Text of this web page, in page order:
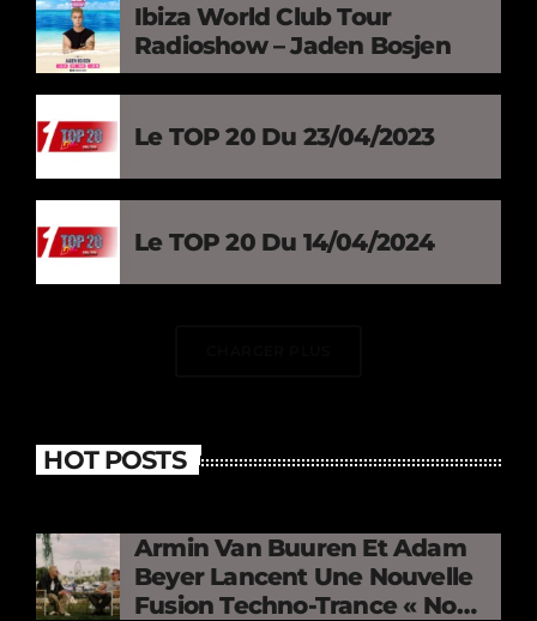
Ibiza World Club Tour
Radioshow – Jaden Bosjen
Le TOP 20 Du 23/04/2023
Le TOP 20 Du 14/04/2024
HOT POSTS
Armin Van Buuren Et Adam
Beyer Lancent Une Nouvelle
Fusion Techno-Trance « No